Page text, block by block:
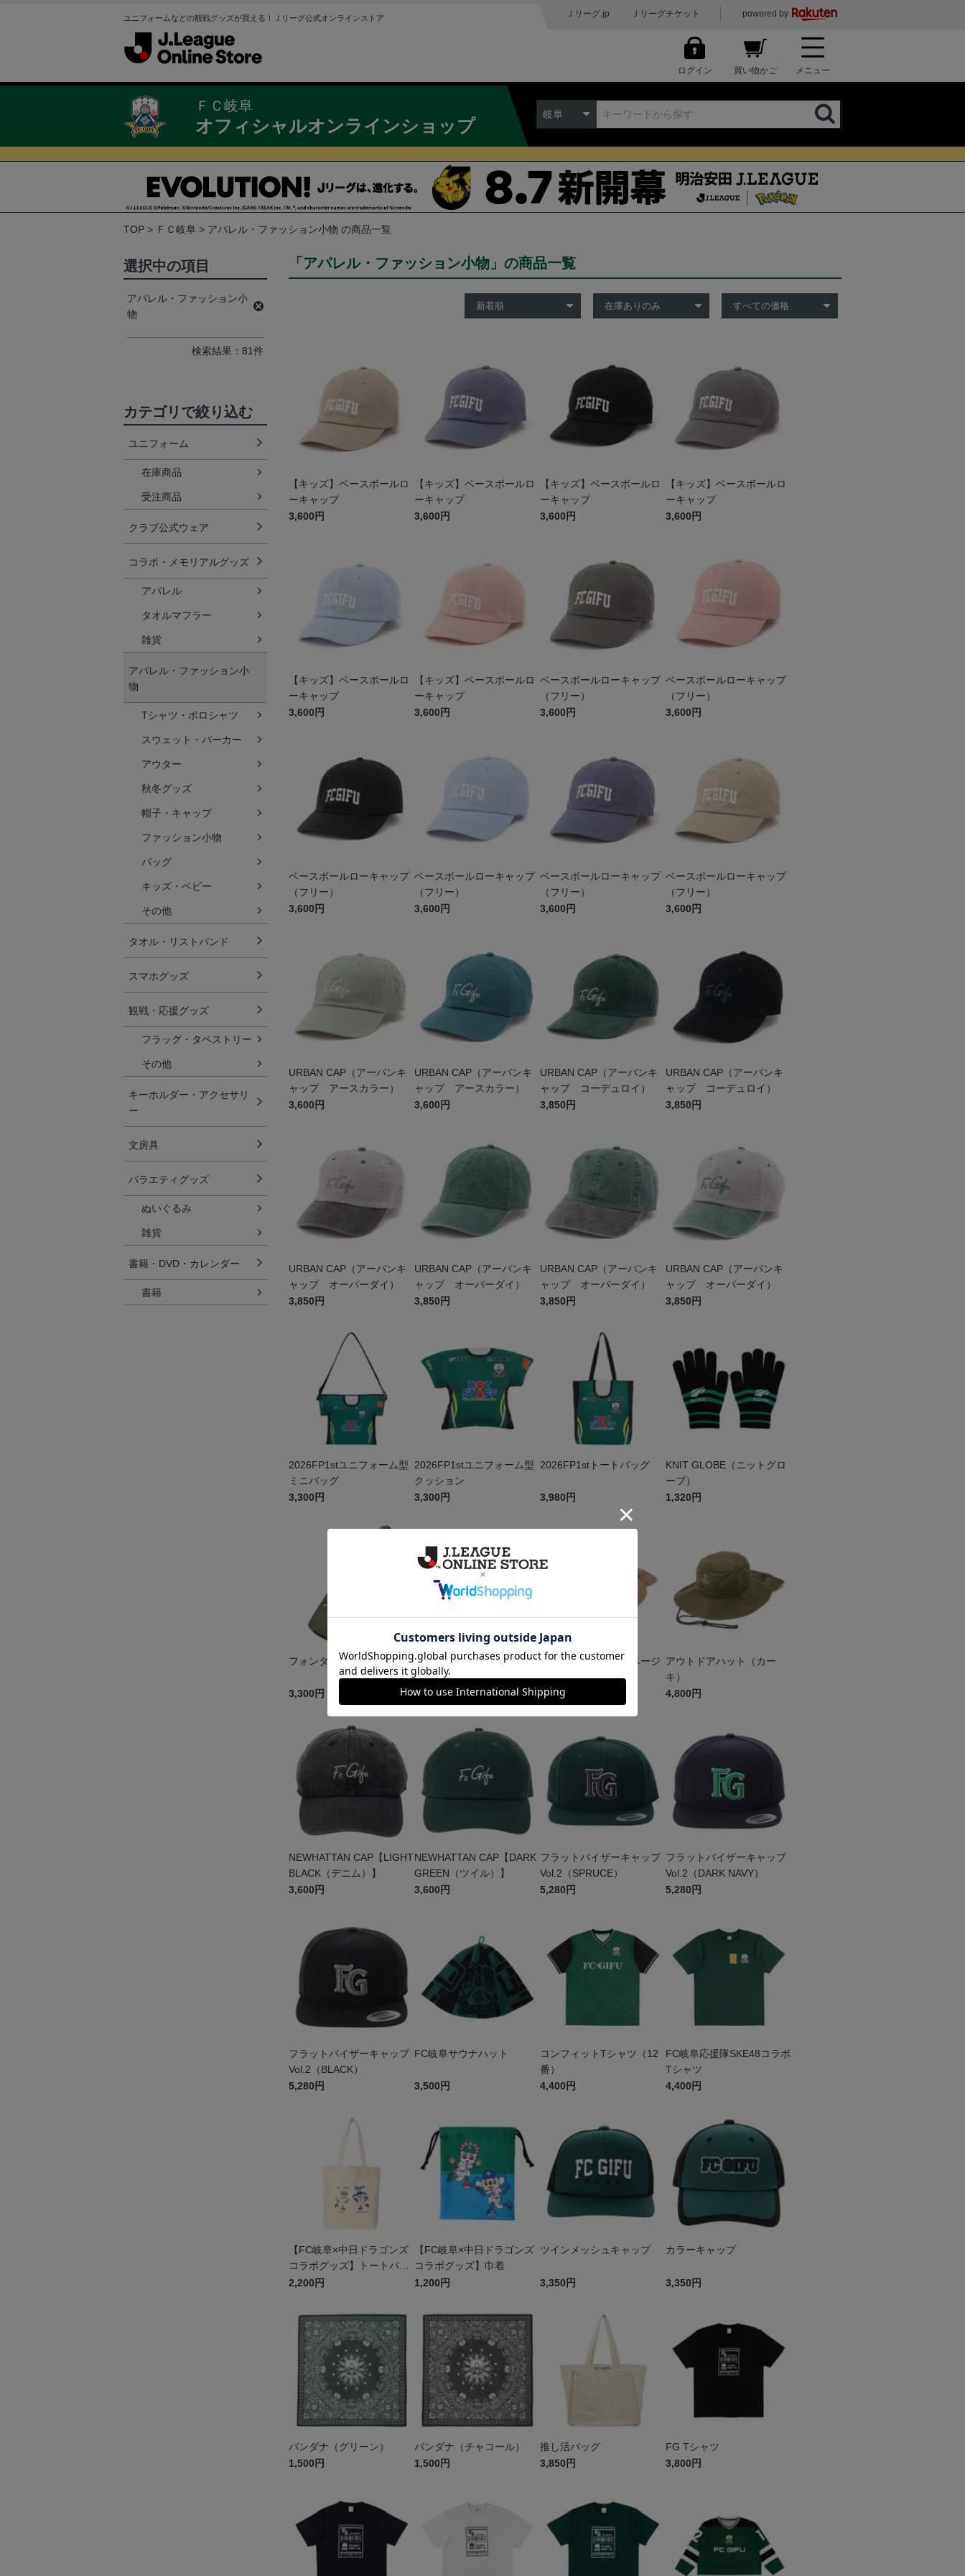
ユニフォームなどの観戦グッズが買える！Ｊリーグ公式オンラインストア Ｊリーグ.jp Ｊリーグチケット powered by
ログイン 買い物かご メニュー
ＦＣ岐阜
オフィシャルオンラインショップ
岐阜
TOP ＦＣ岐阜 アパレル・ファッション小物 の商品一覧
「アパレル・ファッション小物」の商品一覧
【キッズ】ベースボールロ
ーキャップ
3,600円
【キッズ】ベースボールロ
ーキャップ
3,600円
【キッズ】ベースボールロ
ーキャップ
3,600円
【キッズ】ベースボールロ
ーキャップ
3,600円
【キッズ】ベースボールロ
ーキャップ
3,600円
【キッズ】ベースボールロ
ーキャップ
3,600円
ベースボールローキャップ
（フリー）
3,600円
ベースボールローキャップ
（フリー）
3,600円
ベースボールローキャップ
（フリー）
3,600円
ベースボールローキャップ
（フリー）
3,600円
ベースボールローキャップ
（フリー）
3,600円
ベースボールローキャップ
（フリー）
3,600円
URBAN CAP（アーバンキ
ャップ アースカラー）
3,600円
URBAN CAP（アーバンキ
ャップ アースカラー）
3,600円
URBAN CAP（アーバンキ
ャップ コーデュロイ）
3,850円
URBAN CAP（アーバンキ
ャップ コーデュロイ）
3,850円
URBAN CAP（アーバンキ
ャップ オーバーダイ）
3,850円
URBAN CAP（アーバンキ
ャップ オーバーダイ）
3,850円
URBAN CAP（アーバンキ
ャップ オーバーダイ）
3,850円
URBAN CAP（アーバンキ
ャップ オーバーダイ）
3,850円
2026FP1stユニフォーム型
ミニバッグ
3,300円
2026FP1stユニフォーム型
クッション
3,300円
2026FP1stトートバッグ
3,980円
KNIT GLOBE（ニットグロ
ーブ）
1,320円
フォンタブポーチ
3,300円
アウトドアハット（ブラッ
ク）
4,800円
アウトドアハット（ベージ
ュ）
4,800円
アウトドアハット（カー
キ）
4,800円
NEWHATTAN CAP【LIGHT
BLACK（デニム）】
3,600円
NEWHATTAN CAP【DARK
GREEN（ツイル）】
3,600円
フラットバイザーキャップ
Vol.2（SPRUCE）
5,280円
フラットバイザーキャップ
Vol.2（DARK NAVY）
5,280円
フラットバイザーキャップ
Vol.2（BLACK）
5,280円
FC岐阜サウナハット
3,500円
コンフィットTシャツ（12
番）
4,400円
FC岐阜応援隊SKE48コラボ
Tシャツ
4,400円
【FC岐阜×中日ドラゴンズ
コラボグッズ】トートバッ
グ
2,200円
【FC岐阜×中日ドラゴンズ
コラボグッズ】巾着
1,200円
ツインメッシュキャップ
3,350円
カラーキャップ
3,350円
バンダナ（グリーン）
1,500円
バンダナ（チャコール）
1,500円
推し活バッグ
3,850円
FG Tシャツ
3,800円
選択中の項目
アパレル・ファッション小
物
検索結果：81件
カテゴリで絞り込む
ユニフォーム
在庫商品
受注商品
クラブ公式ウェア
コラボ・メモリアルグッズ
アパレル
タオルマフラー
雑貨
アパレル・ファッション小
物
Tシャツ・ポロシャツ
スウェット・パーカー
アウター
秋冬グッズ
帽子・キャップ
ファッション小物
バッグ
キッズ・ベビー
その他
タオル・リストバンド
スマホグッズ
観戦・応援グッズ
フラッグ・タペストリー
その他
キーホルダー・アクセサリ
ー
文房具
バラエティグッズ
ぬいぐるみ
雑貨
書籍・DVD・カレンダー
書籍